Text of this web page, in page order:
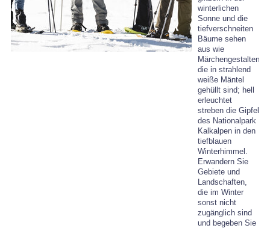
winterlichen
Sonne und die
tiefverschneiten
Bäume sehen
aus wie
Märchengestalten,
die in strahlend
weiße Mäntel
gehüllt sind; hell
erleuchtet
streben die Gipfel
des Nationalpark
Kalkalpen in den
tiefblauen
Winterhimmel.
Erwandern Sie
Gebiete und
Landschaften,
die im Winter
sonst nicht
zugänglich sind
und begeben Sie